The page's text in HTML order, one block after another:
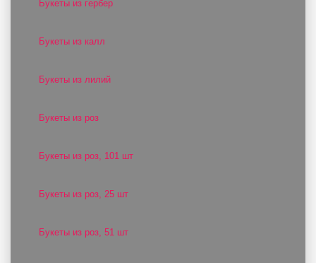
Букеты из гербер
Букеты из калл
Букеты из лилий
Букеты из роз
Букеты из роз, 101 шт
Букеты из роз, 25 шт
Букеты из роз, 51 шт